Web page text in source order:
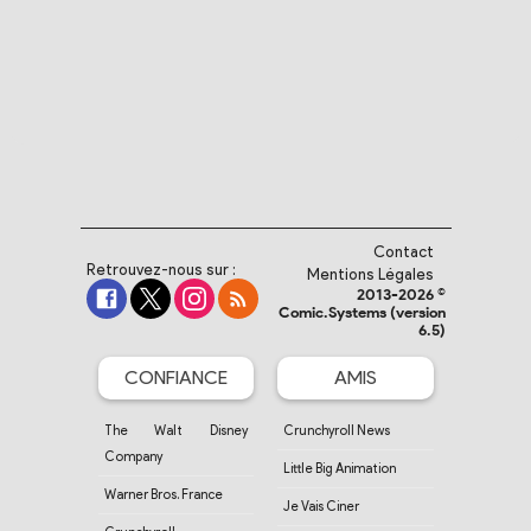
Retrouvez-nous sur :
Contact
Mentions Légales
2013-2026 ©
Comic.Systems (version
6.5)
CONFIANCE
The Walt Disney
Company
Warner Bros. France
AMIS
Crunchyroll News
Little Big Animation
Je Vais Ciner